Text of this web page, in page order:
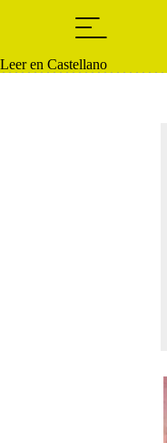
Leer en Castellano